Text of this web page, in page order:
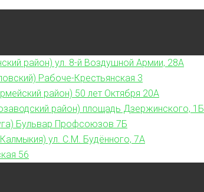
район) ул. 8-й Воздушной Армии, 28А
Рабоче-Крестьянская 3
район) 50 лет Октября 20А
район) площадь Дзержинского, 1Б
Бульвар Профсоюзов 7Б
ул. С.М. Будённого, 7А
56